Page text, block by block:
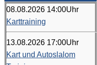
08.08.2026 14:00Uhr
Karttraining
13.08.2026 17:00Uhr
Kart und Autoslalom